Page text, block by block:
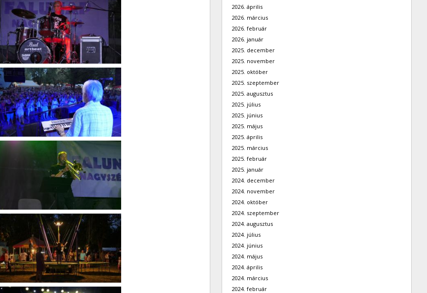
2026. április
2026. március
2026. február
2026. január
2025. december
2025. november
2025. október
2025. szeptember
2025. augusztus
2025. július
2025. június
2025. május
2025. április
2025. március
2025. február
2025. január
2024. december
2024. november
2024. október
2024. szeptember
2024. augusztus
2024. július
2024. június
2024. május
2024. április
2024. március
2024. február